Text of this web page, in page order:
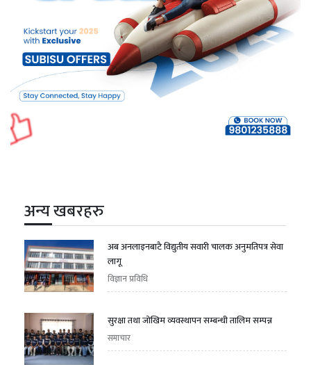
अन्य खबरहरु
अब अनलाइनबाटै विद्युतीय सवारी चालक अनुमतिपत्र सेवा
लागू
विज्ञान प्रविधि
सुरक्षा तथा जोखिम व्यवस्थापन सम्बन्धी तालिम सम्पन्न
समाचार